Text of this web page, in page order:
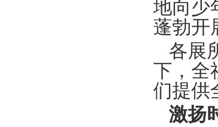
地向少
蓬勃
各展
下，全
们提供
激扬